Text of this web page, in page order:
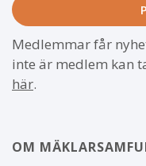
Medlemmar får
inte är medlem kan
här.
OM